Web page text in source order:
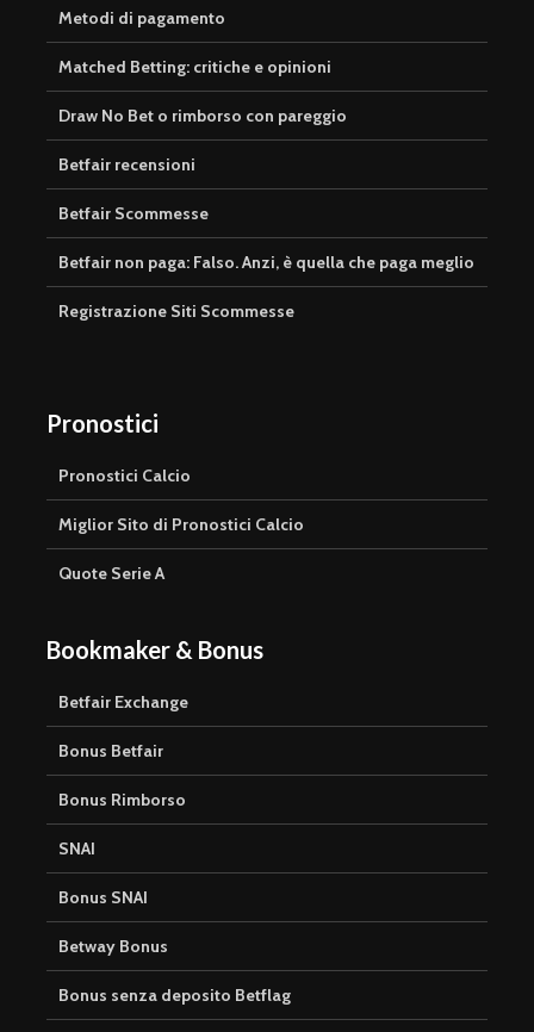
Metodi di pagamento
Matched Betting: critiche e opinioni
Draw No Bet o rimborso con pareggio
Betfair recensioni
Betfair Scommesse
Betfair non paga: Falso. Anzi, è quella che paga meglio
Registrazione Siti Scommesse
Pronostici
Pronostici Calcio
Miglior Sito di Pronostici Calcio
Quote Serie A
Bookmaker & Bonus
Betfair Exchange
Bonus Betfair
Bonus Rimborso
SNAI
Bonus SNAI
Betway Bonus
Bonus senza deposito Betflag